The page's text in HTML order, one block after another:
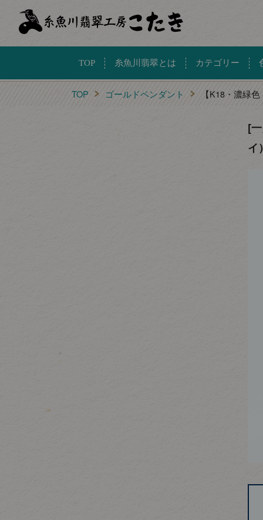
TOP 糸魚川翡翠とは カテゴリー
TOP ゴールドペンダント 【K18・濃緑
[
イ